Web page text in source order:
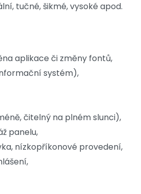
tučné, šikmé, vysoké apod.
aplikace či změny fontů,
systém),
čitelný na plném slunci),
panelu,
nízkopříkonové provedení,